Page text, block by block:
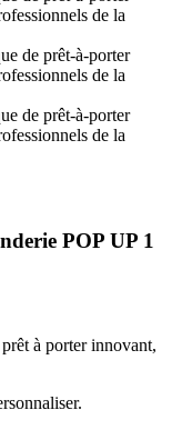
POP UP 1
à porter innovant,